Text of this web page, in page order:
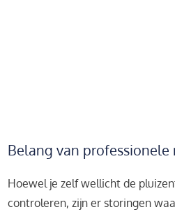
Belang van professionele
Hoewel je zelf wellicht de
controleren, zijn er storingen